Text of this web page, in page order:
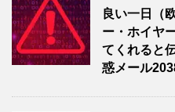
良い一日（
ー・ホイヤ
てくれると
惑メール